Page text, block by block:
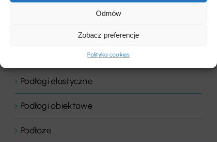
Odmów
Zobacz preferencje
Polityka cookies
Podłogi domowe
Podłogi drewniane
Podłogi elastyczne
Podłogi obiektowe
Podłoże